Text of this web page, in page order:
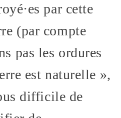
par cette
(par compte
pas les ordures
est naturelle »,
difficile de